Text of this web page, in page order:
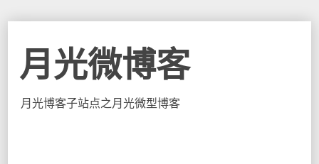
月光微博客
月光博客子站点之月光微型博客